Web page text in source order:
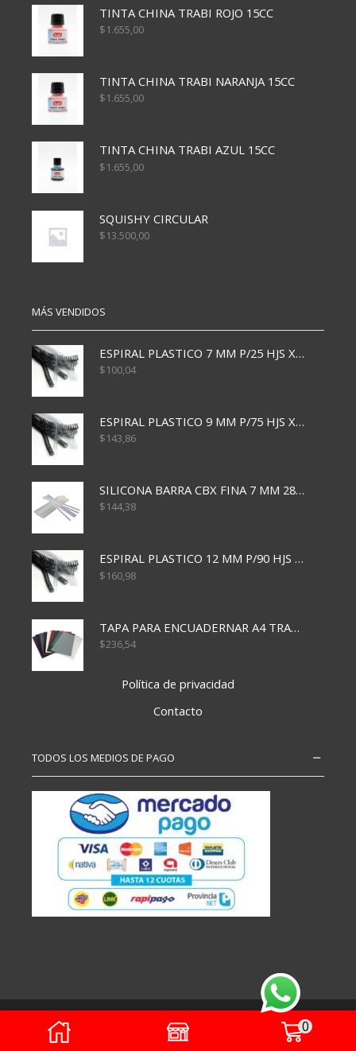
TINTA CHINA TRABI ROJO 15CC
$1.655,00
TINTA CHINA TRABI NARANJA 15CC
$1.655,00
TINTA CHINA TRABI AZUL 15CC
$1.655,00
SQUISHY CIRCULAR
$13.500,00
MÁS VENDIDOS
ESPIRAL PLASTICO 7 MM P/25 HJS X50x3000
$100,04
ESPIRAL PLASTICO 9 MM P/75 HJS X50X2400
$143,86
SILICONA BARRA CBX FINA 7 MM 28 CM
$144,38
ESPIRAL PLASTICO 12 MM P/90 HJS X50X1500
$160,98
TAPA PARA ENCUADERNAR A4 TRANSP x50x500
$236,54
Política de privacidad
Contacto
TODOS LOS MEDIOS DE PAGO
Copyright – Todos los derechos reservados
0